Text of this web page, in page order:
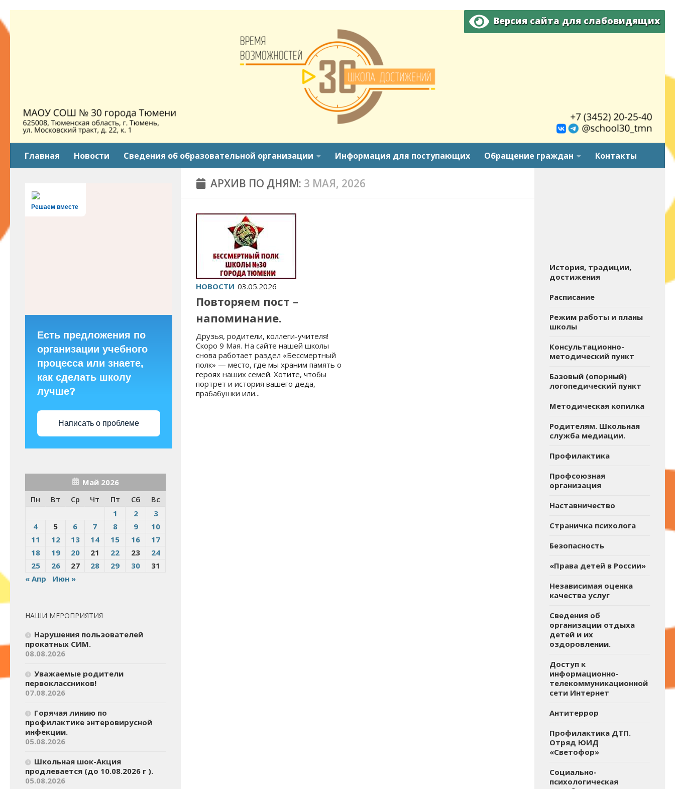
Версия сайта для слабовидящих
Главная Новости Сведения об образовательной организации Информация для поступающих Обращение граждан Контакты
АРХИВ ПО ДНЯМ: 3 МАЯ, 2026
НОВОСТИ 03.05.2026
Повторяем пост –
напоминание.
Друзья, родители, коллеги-учителя!
Скоро 9 Мая. На сайте нашей школы
снова работает раздел «Бессмертный
полк» — место, где мы храним память о
героях наших семей. Хотите, чтобы
портрет и история вашего деда,
прабабушки или...
Решаем вместе
Есть предложения по
организации учебного
процесса или знаете,
как сделать школу
лучше?
Написать о проблеме
Май 2026
Пн
Вт Ср Чт Пт Сб
Вс
1
2
3
4
5 6 7 8 9
10
11
12 13 14 15 16
17
18
19 20 21 22 23
24
25
26 27 28 29 30
31
« Апр
Июн »
НАШИ МЕРОПРИЯТИЯ
Нарушения пользователей
прокатных СИМ.
08.08.2026
Уважаемые родители
первоклассников!
07.08.2026
Горячая линию по
профилактике энтеровирусной
инфекции.
05.08.2026
Школьная шок-Акция
продлевается (до 10.08.2026 г ).
05.08.2026
История, традиции,
достижения
Расписание
Режим работы и планы
школы
Консультационно-
методический пункт
Базовый (опорный)
логопедический пункт
Методическая копилка
Родителям. Школьная
служба медиации.
Профилактика
Профсоюзная
организация
Наставничество
Страничка психолога
Безопасность
«Права детей в России»
Независимая оценка
качества услуг
Сведения об
организации отдыха
детей и их
оздоровлении.
Доступ к
информационно-
телекоммуникационной
сети Интернет
Антитеррор
Профилактика ДТП.
Отряд ЮИД
«Светофор»
Социально-
психологическая